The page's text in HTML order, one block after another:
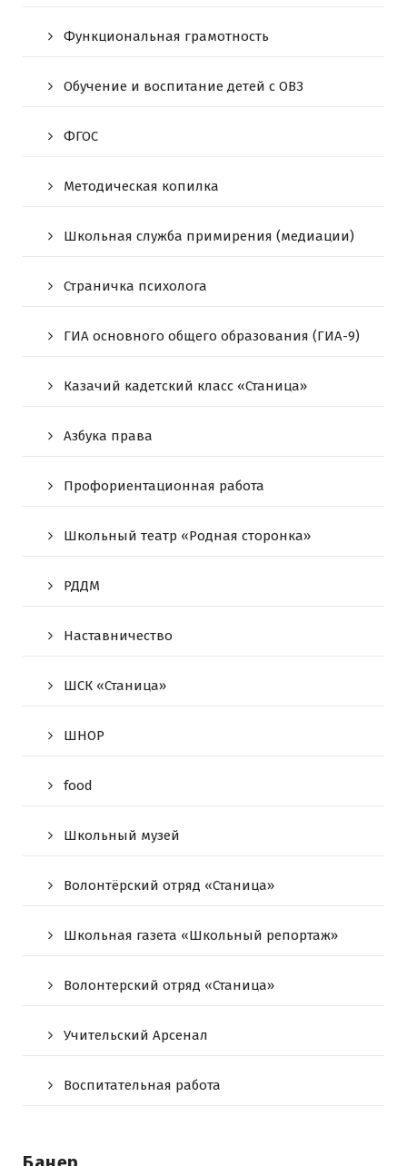
Функциональная грамотность
Обучение и воспитание детей с ОВЗ
ФГОС
Методическая копилка
Школьная служба примирения (медиации)
Страничка психолога
ГИА основного общего образования (ГИА-9)
Казачий кадетский класс «Станица»
Азбука права
Профориентационная работа
Школьный театр «Родная сторонка»
РДДМ
Наставничество
ШСК «Станица»
ШНОР
food
Школьный музей
Волонтёрский отряд «Станица»
Школьная газета «Школьный репортаж»
Волонтерский отряд «Станица»
Учительский Арсенал
Воспитательная работа